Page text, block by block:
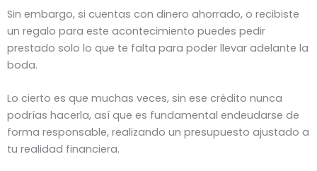
Sin embargo, si cuentas con dinero ahorrado, o recibiste
un regalo para este acontecimiento puedes pedir
prestado solo lo que te falta para poder llevar adelante la
boda.
Lo cierto es que muchas veces, sin ese crédito nunca
podrías hacerla, así que es fundamental endeudarse de
forma responsable, realizando un presupuesto ajustado a
tu realidad financiera.